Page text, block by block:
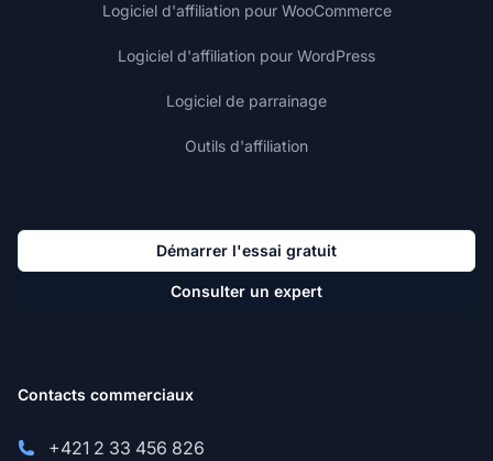
Logiciel d'affiliation pour WooCommerce
Logiciel d'affiliation pour WordPress
Logiciel de parrainage
Outils d'affiliation
Démarrer l'essai gratuit
Consulter un expert
Contacts commerciaux
+421 2 33 456 826